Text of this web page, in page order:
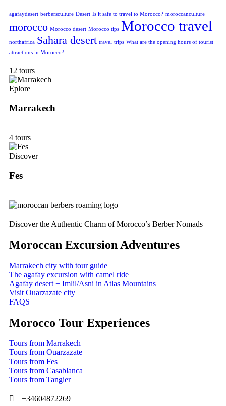
agafaydesert berbersculture Desert Is it safe to travel to Morocco? moroccanculture
morocco Morocco desert Morocco tips Morocco travel
northafrica Sahara desert travel trips What are the opening hours of tourist
attractions in Morocco?
12 tours
Eplore
Marrakech
4 tours
Discover
Fes
Discover the Authentic Charm of Morocco’s Berber Nomads
Moroccan Excursion Adventures
Marrakech city with tour guide
The agafay excursion with camel ride
Agafay desert + Imlil/Asni in Atlas Mountains
Visit Ouarzazate city
FAQS
Morocco Tour Experiences
Tours from Marrakech
Tours from Ouarzazate
Tours from Fes
Tours from Casablanca
Tours from Tangier
+34604872269